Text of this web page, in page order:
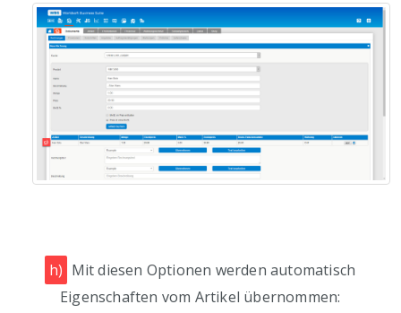
h) Mit diesen Optionen werden automatisch
Eigenschaften vom Artikel übernommen: